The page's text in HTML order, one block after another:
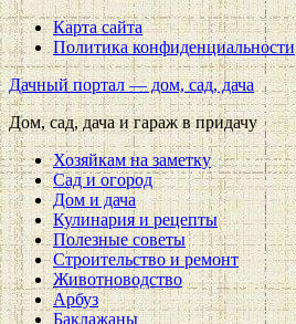
Карта сайта
Политика конфиденциальности
Дачный портал — дом, сад, дача
Дом, сад, дача и гараж в придачу
Хозяйкам на заметку
Сад и огород
Дом и дача
Кулинария и рецепты
Полезные советы
Строительство и ремонт
Животноводство
Арбуз
Баклажаны